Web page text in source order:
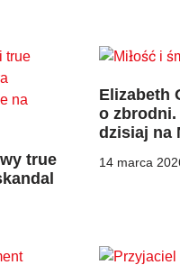
true
Elizabeth
o zbrodni.
dzisiaj na
14 marca